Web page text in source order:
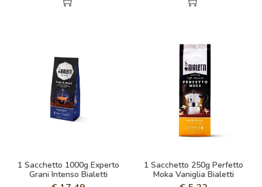
1 Sacchetto 1000g Experto
Grani Intenso Bialetti
1 Sacchetto 250g Perfetto
Moka Vaniglia Bialetti